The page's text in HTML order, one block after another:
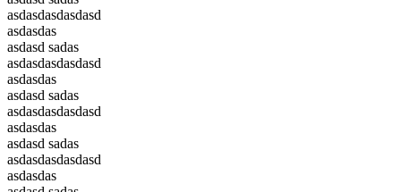
asdasdasdasdasd
asdasdas
asdasd sadas
asdasdasdasdasd
asdasdas
asdasd sadas
asdasdasdasdasd
asdasdas
asdasd sadas
asdasdasdasdasd
asdasdas